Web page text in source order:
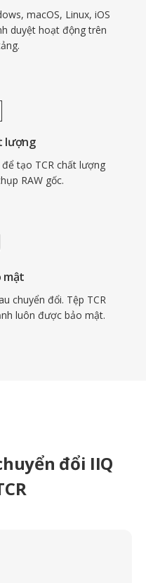
macOS, Linux, iOS
duyệt hoạt động trên
lượng
tạo TCR chất lượng
RAW gốc.
mật
chuyển đổi. Tệp TCR
luôn được bảo mật.
đổi IIQ